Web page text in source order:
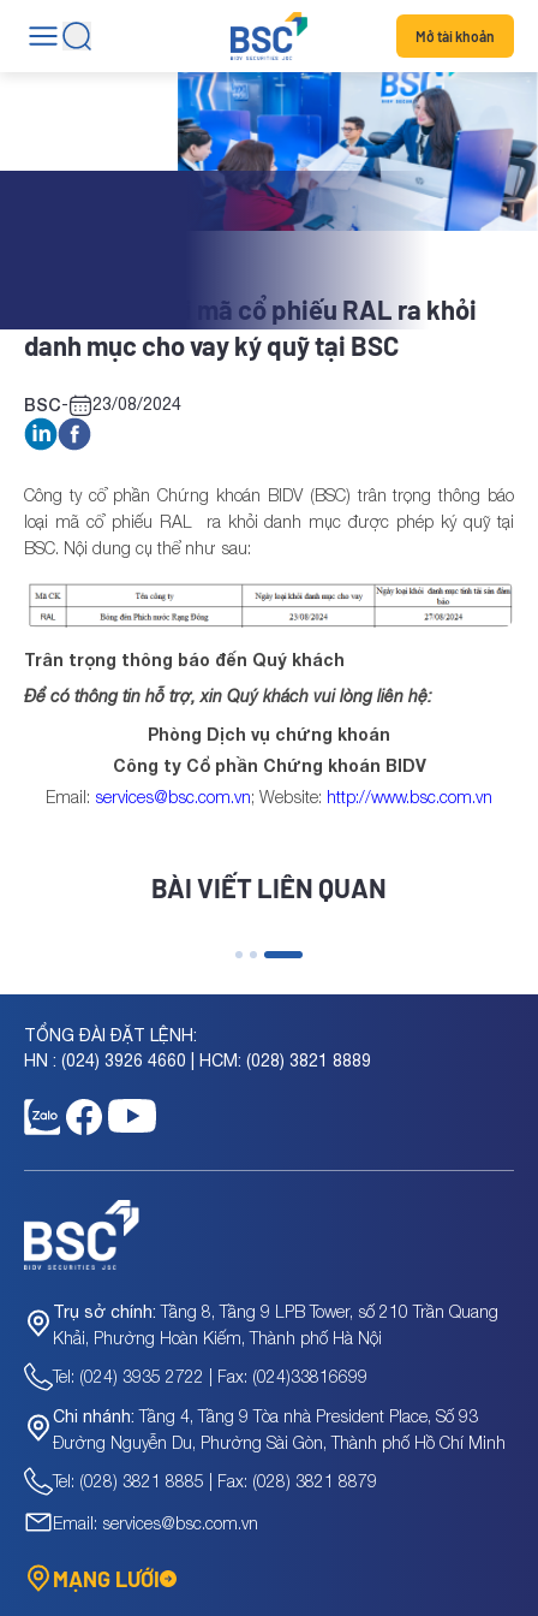
Mở tài khoản
Thông báo loại mã cổ phiếu RAL ra khỏi
danh mục cho vay ký quỹ tại BSC
BSC- 23/08/2024
Công ty cổ phần Chứng khoán BIDV (BSC) trân trọng thông báo
loại mã cổ phiếu RAL
ra khỏi danh mục được phép ký quỹ tại
BSC. Nội dung cụ thể như sau:
Trân trọng thông báo đến Quý khách
Để có thông tin hỗ trợ, xin Quý khách vui lòng liên hệ:
Phòng Dịch vụ chứng khoán
Công ty Cổ phần Chứng khoán BIDV
Email: services@bsc.com.vn; Website: http://www.bsc.com.vn
BÀI VIẾT LIÊN QUAN
danh mục cho vay ký quỹ tại BSC
TỔNG ĐÀI ĐẶT LỆNH:
HN : (024) 3926 4660 | HCM: (028) 3821 8889
Trụ sở chính: Tầng 8, Tầng 9 LPB Tower, số 210 Trần Quang
Khải, Phường Hoàn Kiếm, Thành phố Hà Nội
Tel: (024) 3935 2722 | Fax: (024)33816699
Chi nhánh: Tầng 4, Tầng 9 Tòa nhà President Place, Số 93
Đường Nguyễn Du, Phường Sài Gòn, Thành phố Hồ Chí Minh
Tel: (028) 3821 8885 | Fax: (028) 3821 8879
Email: services@bsc.com.vn
MẠNG LƯỚI